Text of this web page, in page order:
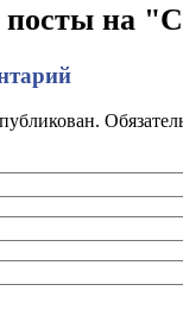
на